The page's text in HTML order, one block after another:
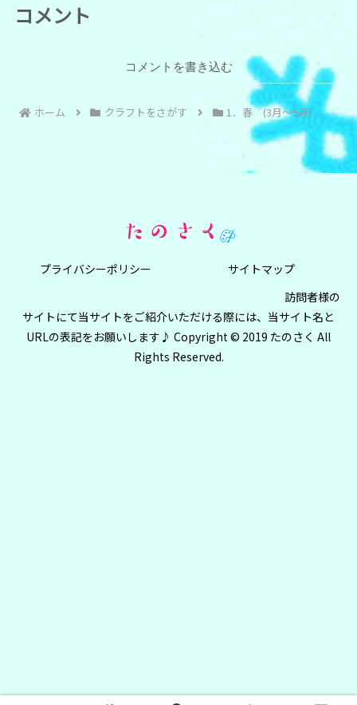
コメント
コメントを書き込む
ホーム クラフトをさがす 1．春 (3月～5月)
プライバシーポリシー
サイトマップ
訪問者様の
サイトにて当サイトをご紹介いただける際には、当サイト名と
URLの表記をお願いします♪ Copyright © 2019 たのさく All
Rights Reserved.